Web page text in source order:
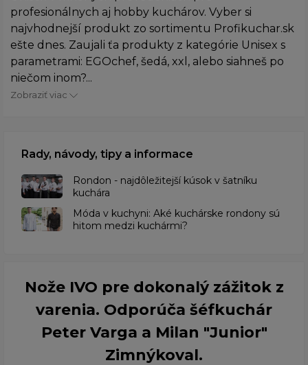
profesionálnych aj hobby kuchárov. Vyber si
najvhodnejší produkt zo sortimentu Profikuchar.sk
ešte dnes. Zaujali ťa produkty z kategórie Unisex s
parametrami: EGOchef, šedá, xxl, alebo siahneš po
niečom inom?...
Zobraziť viac
Rady, návody, tipy a informace
Rondon - najdôležitejší kúsok v šatníku
kuchára
​Móda v kuchyni: Aké kuchárske rondony sú
hitom medzi kuchármi?
Nože IVO pre dokonalý zážitok z
varenia. Odporúča šéfkuchár
Peter Varga a Milan "Junior"
Zimnýkoval.